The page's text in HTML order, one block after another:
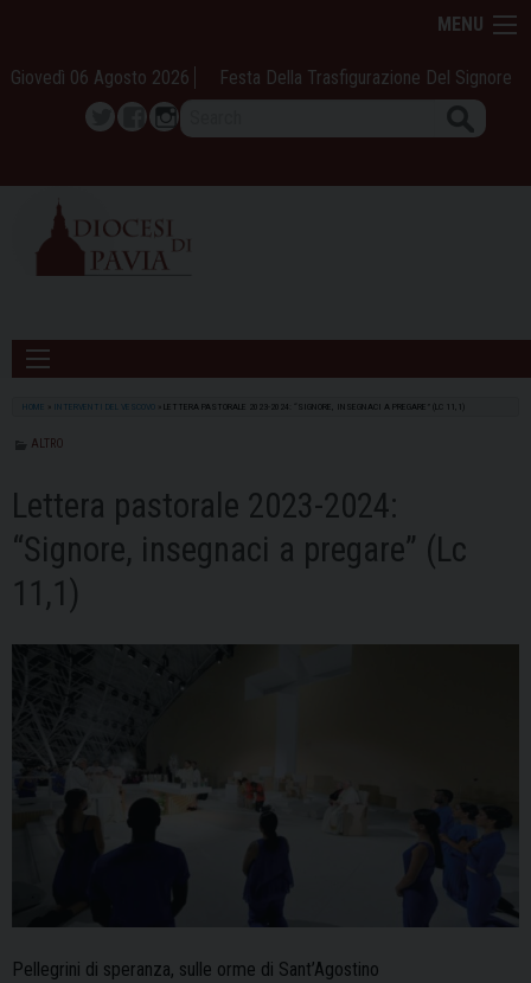
content
MENU
Giovedì 06 Agosto 2026 Festa Della Trasfigurazione Del Signore
TwitterFacebook
Instagram
HOME INTERVENTI DEL VESCOVO LETTERA PASTORALE 2023-2024: “SIGNORE, INSEGNACI A PREGARE” (LC 11,1)
ALTRO
Lettera pastorale 2023-2024:
“Signore, insegnaci a pregare” (Lc
11,1)
Pellegrini di speranza, sulle orme di Sant’Agostino